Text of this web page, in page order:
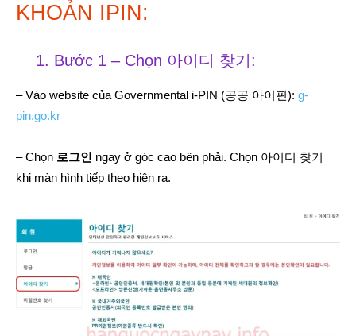
KHOẢN IPIN:
1. Bước 1 – Chọn 아이디 찾기:
– Vào website của Governmental i-PIN (공공 아이핀): g-
pin.go.kr
– Chọn 로그인 ngay ở góc cao bên phải. Chọn 아이디 찾기
khi màn hình tiếp theo hiện ra.